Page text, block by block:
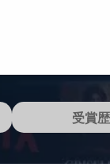
受賞歴